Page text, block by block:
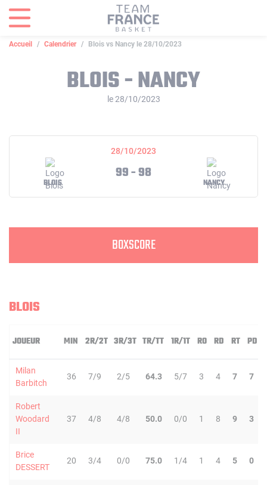
Accueil Calendrier Blois vs Nancy le 28/10/2023
BLOIS - NANCY
le 28/10/2023
28/10/2023
BLOIS
99 - 98
NANCY
BOXSCORE
BLOIS
JOUEUR MIN 2R/2T 3R/3T TR/TT 1R/1T RO RD RT PD
Milan
Barbitch
36 7/9 2/5 64.3 5/7 3 4 7 7
Robert
Woodard
II
37 4/8 4/8 50.0 0/0 1 8 9 3
Brice
DESSERT
20 3/4 0/0 75.0 1/4 1 4 5 0
Panneau de gestion des cookies